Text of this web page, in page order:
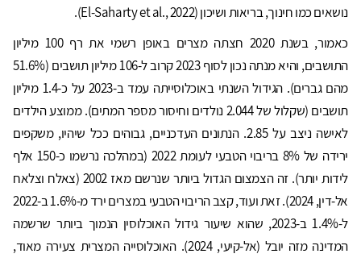
נושאים כמו חינוך, בריאות ושיכון (El-Saharty et al., 2022).
כאמור, בשנת 2020 חצתה מצרים באופן רשמי את רף 100 מיליון
התושבים, והיא מנתה נכון לסוף 2023 קרוב ל-106 מיליון תושבים (51.6%
מהם גברים). הגידול השנתי באוכלוסייתה עמד ב-2023 על כ-1.4 מיליון
תושבים (שקלול של 2.044 נולדים וחיסור מספר המתים). ממוצע הילדים
לאישה ניצב על 2.85. הנתונים העדכניים, גבוהים ככל שיהיו, משקפים
ירידה של 8% בריבוי הטבעי לעומת 2022 (במהלכה נרשמו כ-150 אלף
לידות יותר). זה הצמצום הגדול ביותר שנרשם מאז 2002 (צאלח וצלאח
אל-דין, 2024). זאת ועוד, קצב הריבוי הטבעי במצרים ירד מ-1.6% ב-2022
ל-1.4% ב-2023, שהוא שיעור גידול האוכלוסין הנמוך ביותר שרשמה
המדינה מזה יובל (אל-קיעי, 2024). האוכלוסייה המצרית צעירה מאוד,